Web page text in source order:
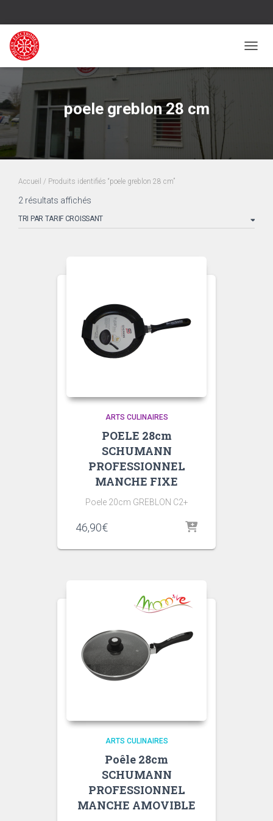
poele greblon 28 cm
Accueil / Produits identifiés “poele greblon 28 cm”
2 résultats affichés
prix
ARTS CULINAIRES
POELE 28cm
SCHUMANN
PROFESSIONNEL
MANCHE FIXE
Poele 20cm GREBLON C2+
46,90€
ARTS CULINAIRES
Poêle 28cm
SCHUMANN
PROFESSIONNEL
MANCHE AMOVIBLE